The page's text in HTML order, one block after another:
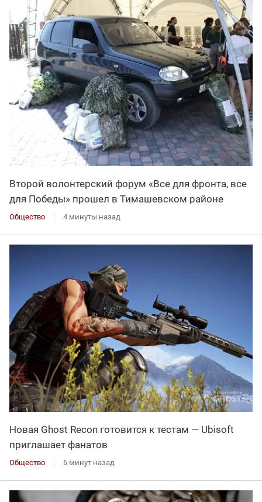
Второй волонтерский форум «Все для фронта, все
для Победы» прошел в Тимашевском районе
Общество 4 минуты назад
Новая Ghost Recon готовится к тестам — Ubisoft
приглашает фанатов
Общество 6 минут назад